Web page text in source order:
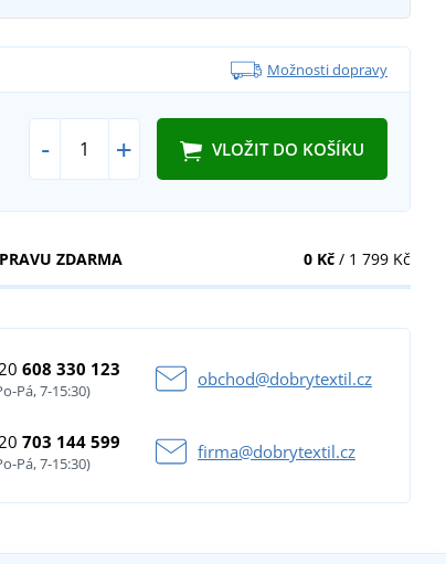
Možnosti dopravy
- + VLOŽIT DO KOŠÍKU
0 Kč/ 1 799 Kč
ZDARMA
608 330 123
Pá, 7-15:30)
obchod@dobrytextil.cz
703 144 599
Pá, 7-15:30)
firma@dobrytextil.cz